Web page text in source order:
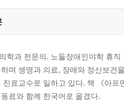
학과 전문의. 노들장애인야학 휴
며 생명과 의료, 장애와 정신보건
진료교수로 일하고 있다. 책 《아
료와 함께 한국어로 옮겼다.